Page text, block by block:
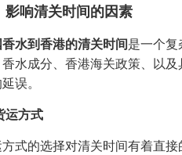
影响清关时间的因素
水到香港的清关时间是一个
水成分、香港海关政策、以
误。
运方式
式的选择对清关时间有着直